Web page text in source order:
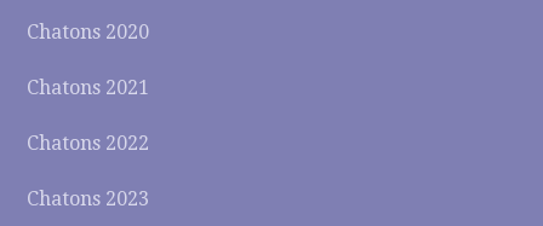
Chatons 2020
Chatons 2021
Chatons 2022
Chatons 2023